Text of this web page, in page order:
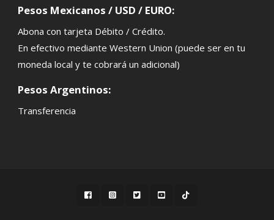
Pesos Mexicanos / USD / EURO:
Abona con tarjeta Débito / Crédito.
En efectivo mediante Western Union (puede ser en tu
moneda local y te cobrará un adicional)
Pesos Argentinos:
Transferencia